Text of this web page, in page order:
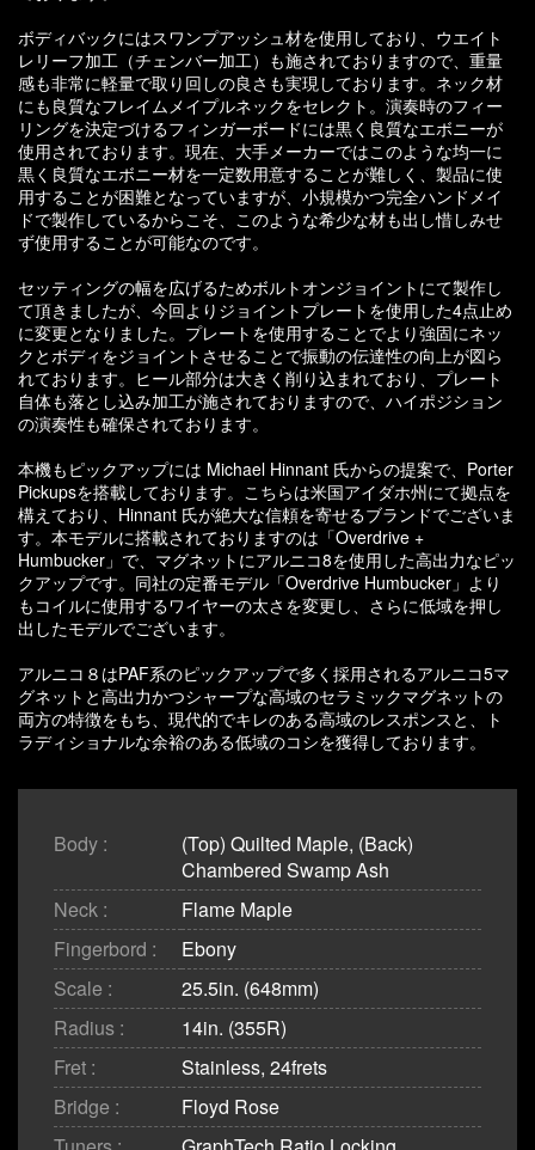
ボディバックにはスワンプアッシュ材を使用しており、ウエイト
レリーフ加工（チェンバー加工）も施されておりますので、重量
感も非常に軽量で取り回しの良さも実現しております。ネック材
にも良質なフレイムメイプルネックをセレクト。演奏時のフィー
リングを決定づけるフィンガーボードには黒く良質なエボニーが
使用されております。現在、大手メーカーではこのような均一に
黒く良質なエボニー材を一定数用意することが難しく、製品に使
用することが困難となっていますが、小規模かつ完全ハンドメイ
ドで製作しているからこそ、このような希少な材も出し惜しみせ
ず使用することが可能なのです。
セッティングの幅を広げるためボルトオンジョイントにて製作し
て頂きましたが、今回よりジョイントプレートを使用した4点止め
に変更となりました。プレートを使用することでより強固にネッ
クとボディをジョイントさせることで振動の伝達性の向上が図ら
れております。ヒール部分は大きく削り込まれており、プレート
自体も落とし込み加工が施されておりますので、ハイポジション
の演奏性も確保されております。
本機もピックアップには Michael Hinnant 氏からの提案で、Porter
Pickupsを搭載しております。こちらは米国アイダホ州にて拠点を
構えており、Hinnant 氏が絶大な信頼を寄せるブランドでございま
す。本モデルに搭載されておりますのは「Overdrive +
Humbucker」で、マグネットにアルニコ8を使用した高出力なピッ
クアップです。同社の定番モデル「Overdrive Humbucker」より
もコイルに使用するワイヤーの太さを変更し、さらに低域を押し
出したモデルでございます。
アルニコ８はPAF系のピックアップで多く採用されるアルニコ5マ
グネットと高出力かつシャープな高域のセラミックマグネットの
両方の特徴をもち、現代的でキレのある高域のレスポンスと、ト
ラディショナルな余裕のある低域のコシを獲得しております。
Body :
(Top) Quilted Maple, (Back)
Chambered Swamp Ash
Neck :
Flame Maple
Fingerbord :
Ebony
Scale :
25.5in. (648mm)
Radius :
14in. (355R)
Fret :
Stainless, 24frets
Bridge :
Floyd Rose